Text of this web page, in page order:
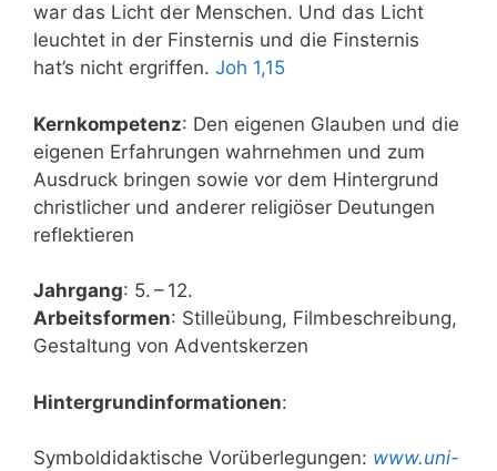
war das Licht der Men­schen. Und das Licht
leuch­tet in der Fins­ter­nis und die Fins­ter­nis
hat’s nicht ergrif­fen. Joh 1,15
Kern­kom­pe­tenz: Den eige­nen Glau­ben und die
eige­nen Erfah­run­gen wahr­neh­men und zum
Aus­druck brin­gen sowie vor dem Hin­ter­grund
christ­li­cher und ande­rer reli­giö­ser Deu­tun­gen
reflektieren
Jahr­gang: 5. – 12.
Arbeits­for­men: Stil­le­übung, Film­be­schrei­bung,
Gestal­tung von Adventskerzen
Hin­ter­grund­in­for­ma­tio­nen:
Sym­bol­di­dak­ti­sche Vor­über­le­gun­gen: www​.uni​-